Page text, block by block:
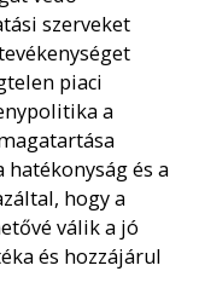
szerveket
piaci
a
hatékonyság és a
hogy a
válik a jó
és hozzájárul